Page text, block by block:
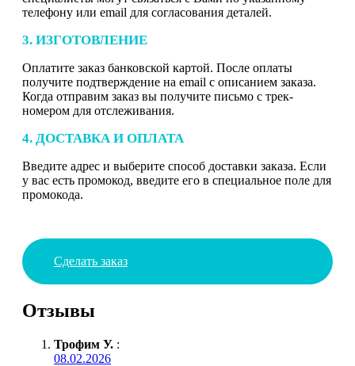
телефону или email для согласования деталей.
3. ИЗГОТОВЛЕНИЕ
Оплатите заказ банковской картой. После оплаты
получите подтверждение на email с описанием заказа.
Когда отправим заказ вы получите письмо с трек-
номером для отслеживания.
4. ДОСТАВКА И ОПЛАТА
Введите адрес и выберите способ доставки заказа. Если
у вас есть промокод, введите его в специальное поле для
промокода.
Сделать заказ
Отзывы
Трофим У. :
08.02.2026